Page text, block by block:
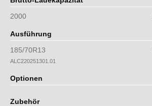
2000
Ausführung
185/70R13
ALC220251301.01
Optionen
Zubehör